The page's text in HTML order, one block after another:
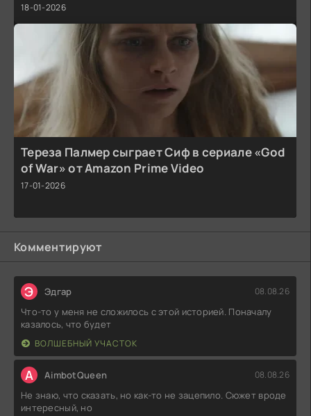
18-01-2026
Тереза Палмер сыграет Сиф в сериале «God
of War» от Amazon Prime Video
17-01-2026
Комментируют
Э Эдгар 08.08.26
Что-то у меня не сложилось с этой историей. Поначалу
казалось, что будет
ВОЛШЕБНЫЙ УЧАСТОК
A AimbotQueen 08.08.26
Не знаю, что сказать, но как-то не зацепило. Сюжет вроде
интересный, но